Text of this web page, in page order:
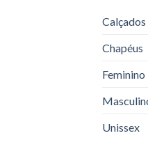
Calçados
Chapéus
Feminino
Unissex